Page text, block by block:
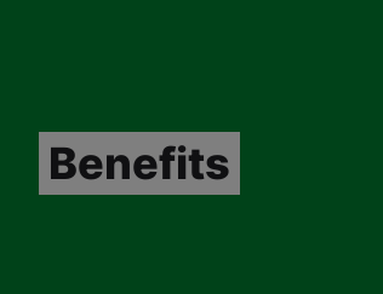
Benefits